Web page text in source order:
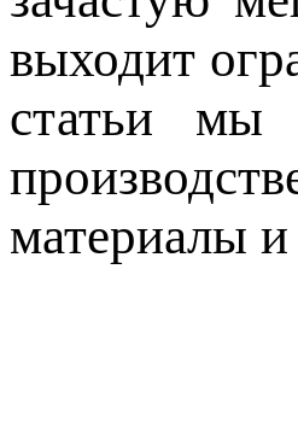
выходит
статьи мы
материалы